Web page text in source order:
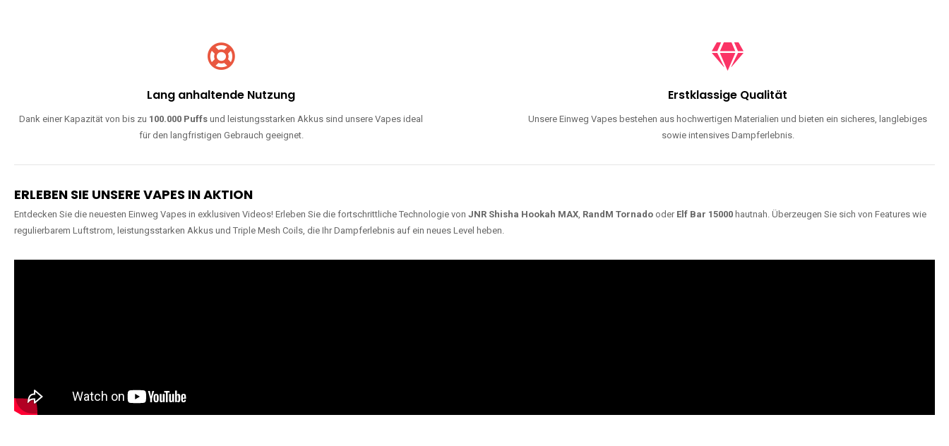
Lang anhaltende Nutzung
Dank einer Kapazität von bis zu 100.000 Puffs und leistungsstarken Akkus sind unsere Vapes ideal
für den langfristigen Gebrauch geeignet.
Erstklassige Qualität
Unsere Einweg Vapes bestehen aus hochwertigen Materialien und bieten ein sicheres, langlebiges
sowie intensives Dampferlebnis.
ERLEBEN SIE UNSERE VAPES IN AKTION
Entdecken Sie die neuesten Einweg Vapes in exklusiven Videos! Erleben Sie die fortschrittliche Technologie von JNR Shisha Hookah MAX, RandM Tornado oder Elf Bar 15000 hautnah. Überzeugen Sie sich von Features wie
regulierbarem Luftstrom, leistungsstarken Akkus und Triple Mesh Coils, die Ihr Dampferlebnis auf ein neues Level heben.